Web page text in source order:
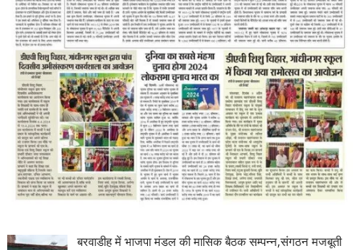
बरवाडीह में भाजपा मंडल की मासिक बैठक सम्पन्न,संगठन मजबूती